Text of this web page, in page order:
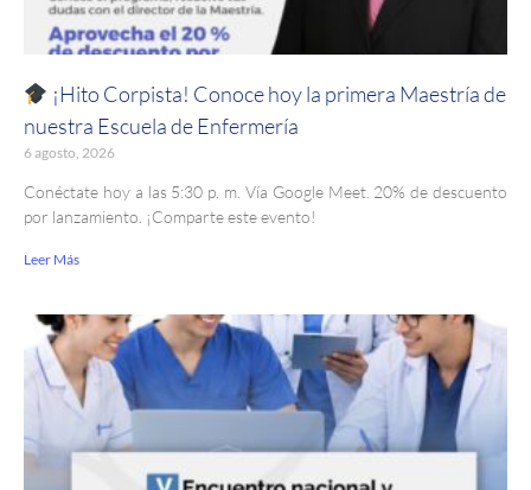
¡Hito Corpista! Conoce hoy la primera Maestría de
nuestra Escuela de Enfermería
6 agosto, 2026
Conéctate hoy a las 5:30 p. m. Vía Google Meet. 20% de descuento
por lanzamiento. ¡Comparte este evento!
Leer Más